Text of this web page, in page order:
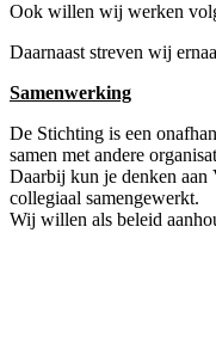
Ook willen wij werken
Daarnaast streven wij
Samenwerking
De Stichting is een
samen met andere
Daarbij kun je denken aan
collegiaal samengewerkt.
Wij willen als beleid